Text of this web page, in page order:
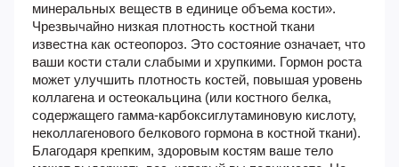
минеральных веществ в единице объема кости».
Чрезвычайно низкая плотность костной ткани
известна как остеопороз. Это состояние означает, что
ваши кости стали слабыми и хрупкими. Гормон роста
может улучшить плотность костей, повышая уровень
коллагена и остеокальцина (или костного белка,
содержащего гамма-карбоксиглутаминовую кислоту,
неколлагенового белкового гормона в костной ткани).
Благодаря крепким, здоровым костям ваше тело